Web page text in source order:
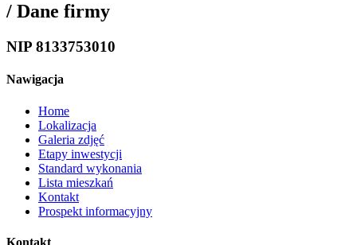
/ Dane firmy
NIP 8133753010
Nawigacja
Home
Lokalizacja
Galeria zdjęć
Etapy inwestycji
Standard wykonania
Lista mieszkań
Kontakt
Prospekt informacyjny
Kontakt